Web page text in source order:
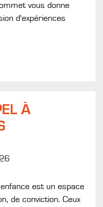
vous donne
d'expériences
À
est un espace
de conviction. Ceux